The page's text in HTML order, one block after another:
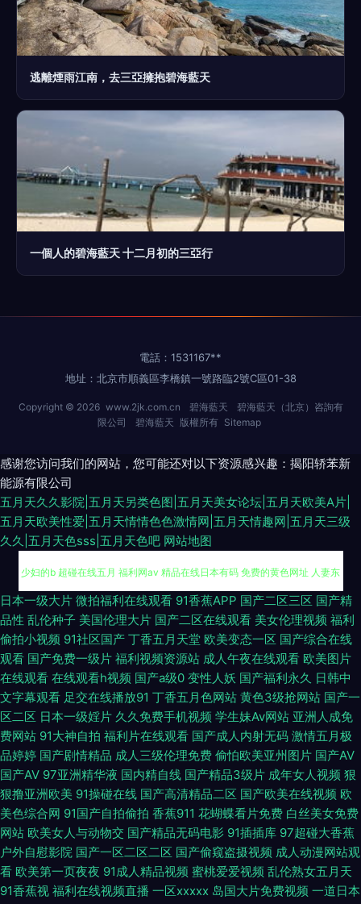
逃離煙雨江南，去三亞擁抱碧海藍天
一個人的碧海藍天 十二月初的三亞行
電話：1531167**
地址：北京市順義區李橋鎮一號路臨2號C區01-38
Copyright © 2026 www.2jk.com.cn 碧海藍天
碧海藍天（北京）咨詢有
限公司
碧海藍天 版權所有 Sitemap
感谢您访问我们的网站，您可能还对以下资源感兴趣：揭阳轿苯新
能源有限公司
五月天久久影院|五月天另类色图|五月天美女论坛|五月天欧美A片|
五月天欧美性爱|五月天情情色色激情网|五月天情趣网|五月天三级
久久|五月天色sss|五月天色吧 网站地图
日韩欧美一中文 九九热只有精品 亚洲色图P 97资超碰在线 www91n在线 操
少妇的b 超碰在线五月 福利网av 精品在线日本有码 免费的黄色网址 人妻东
京热 三级网站在线 午夜性爱视频1久 肏屄视频电影 国产精品成人网站 九九
国产精品视频 美女被草视频网址 欧美呦呦性爱网 日本高清视频网站 日韩素
人在线一区 午夜成人AV 91福利老司机 91综合网 AV网天天 97超碰婷婷 91视
屏免费观看 超碰人碰人 福利老司机www 久草免费网站 亚洲成人欧美日韩
变态另类电影av 91网页直接看 超碰97操操操 丁香五月影院 黄色片大全 欧
美美逼 人人摸人人 日韩成人网站 日韩殴美 香蕉视频入口 午夜性網 亚洲成人
日本一级大片 微拍福利在线观看 91香蕉APP 国产二区三区 国产精
品性 乱伦种子 美国伦理大片 国产二区在线观看 美女伦理视频 福利
偷拍小视频 91社区国产 丁香五月天堂 欧美变态一区 国产综合在线
观看 国产免费一级片 福利视频资源站 成人午夜在线观看 欧美图片
在线观看 在线观看h视频 国产a级0 变性人妖 国产福利永久 日韩中
文字幕观看 足交在线播放91 丁香五月色网站 黄色3级抢网站 国产一
区二区 日本一级婬片 久久免费手机视频 学生妹Av网站 亚洲人成免
费网站 91大神自拍 福利片在线观看 国产成人内射无码 激情五月极
品婷婷 国产剧情精品 成人三级伦理免费 偷怕欧美亚州图片 国产AV
国产AV 97亚洲精华液 国内精自线 国产精品3级片 成年女人视频 狠
狠撸亚洲欧美 91操碰在线 国产高清精品二区 国产欧美在线视频 欧
美色综合网 91国产自拍偷拍 香蕉911 花蝴蝶看片免费 白丝美女免费
网站 欧美女人与动物交 国产精品无码电影 91插插库 97超碰大香蕉
户外自慰影院 国产一区二区二区 国产偷窥盗摄视频 成人动漫网站观
看 欧美第一页夜夜 91成人精品视频 蜜桃爱爱视频 乱伦熟女五月天
91香蕉视 福利在线视频直播 一区xxxxx 岛国大片免费视频 一道日本